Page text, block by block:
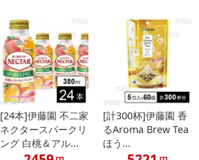
[24本]伊藤園 不二家
ネクタースパークリ
ング 白桃＆アル...
[計300杯]伊藤園 香
るAroma Brew Tea
ほう...